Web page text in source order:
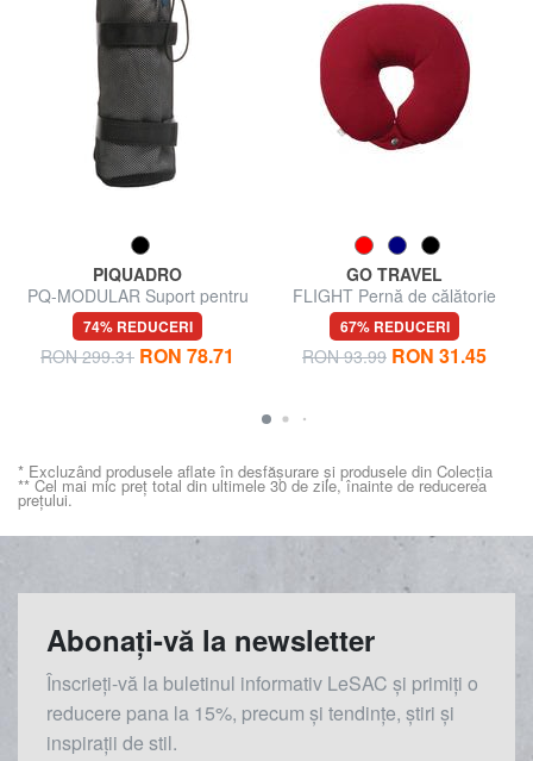
PIQUADRO
PQ-MODULAR Suport pentru
sticle de apă
74% REDUCERI
RON 299.31 RON 78.71
GO TRAVEL
FLIGHT Pernă de călătorie
67% REDUCERI
RON 93.99 RON 31.45
* Excluzând produsele aflate în desfășurare și produsele din Colecția
** Cel mai mic preț total din ultimele 30 de zile, înainte de reducerea
prețului.
Abonați-vă la newsletter
Înscrieți-vă la buletinul informativ LeSAC și primiți o
reducere pana la 15%, precum și tendințe, știri și
inspirații de stil.